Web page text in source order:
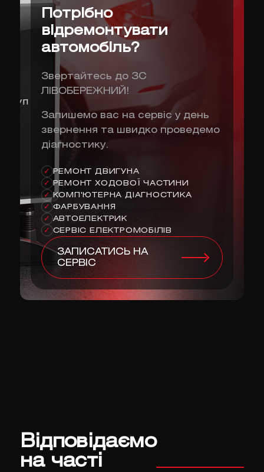
Потрібно
відремонтувати
автомобіль?
Звертайтесь до ЗС
ЛІВОБЕРЕЖНИЙ!
Запишемо вас на сервіс у день
звернення та швидко проведемо
діагностику.
✓ РЕМОНТ ДВИГУНА
✓ РЕМОНТ ХОДОВОЇ ЧАСТИНИ
✓ КОМП'ЮТЕРНА ДІАГНОСТИКА
✓ ФАРБУВАННЯ
✓ АВТОЕЛЕКТРИК
✓ СЕРВІС ЕЛЕКТРОМОБІЛІВ
ЗАПИСАТИСЬ НА
СЕРВІС
Відповідаємо
на часті